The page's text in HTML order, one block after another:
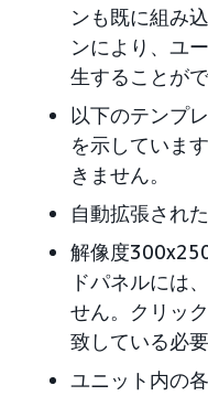
ンも既に組み
ンにより、ユ
生することがで
以下のテンプ
を示していま
きません。
自動拡張され
解像度
ドパネルには
せん。クリッ
致している必
ユニット内の